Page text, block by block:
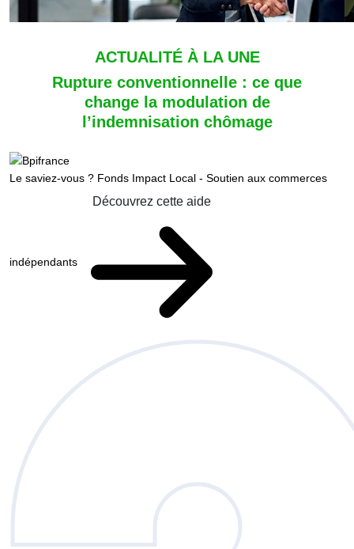
ACTUALITÉ À LA UNE
Rupture conventionnelle : ce que
change la modulation de
l’indemnisation chômage
Le saviez-vous ? Fonds Impact Local - Soutien aux commerces
indépendants
Découvrez cette aide